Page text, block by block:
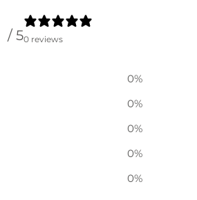
/ 50 reviews
0%
0%
0%
0%
0%